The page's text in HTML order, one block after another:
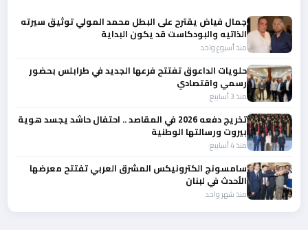
جمال فياض يقترح على البطل محمد المولي توثيق سيرته
الذاتيه والبودكاست قد يكون البداية
منذ أسبوع واحد
حلويات الداعوق تفتتح فرعها الجديد في طرابلس بحضور
رسمي واقتصادي
منذ 3 أسابيع
تخريج دفعه 2026 في المقاصد .. احتفال حاشد يجسد هوية
بيروت ورسالتها الوطنية
منذ 4 أسابيع
سامسونج الكترونيكس المشرق العربي تفتتح معرضها
الأحدث في لبنان
منذ شهر واحد